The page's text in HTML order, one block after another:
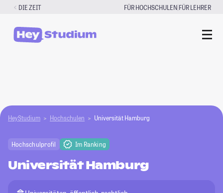
Zum
springen
DIE ZEIT FÜR HOCHSCHULEN|FÜR LEHRER
HeyStudium Hochschulen Universität Hamburg
Hochschulprofil Im Ranking
Universität Hamburg